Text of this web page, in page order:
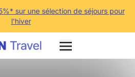
sur une sélection de séjours pour
l'hiver